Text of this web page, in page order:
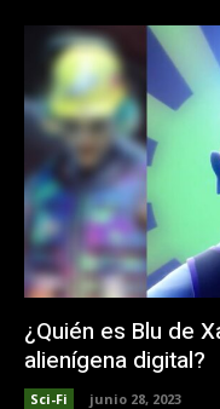
¿Quién es Blu de
alienígena digital?
Sci-Fi junio 28, 2023